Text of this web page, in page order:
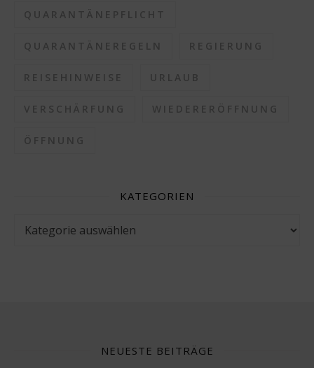
QUARANTÄNEPFLICHT
QUARANTÄNEREGELN REGIERUNG
REISEHINWEISE URLAUB
VERSCHÄRFUNG WIEDERERÖFFNUNG
ÖFFNUNG
KATEGORIEN
NEUESTE BEITRÄGE